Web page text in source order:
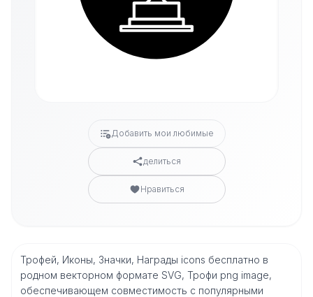
Добавить мои любимые
делиться
Нравиться
Трофей, Иконы, Значки, Награды icons бесплатно в
родном векторном формате SVG, Трофи png image,
обеспечивающем совместимость с популярными